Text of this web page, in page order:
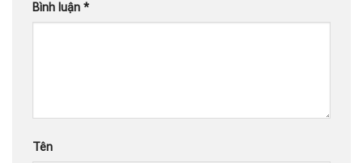
Bình luận *
Tên